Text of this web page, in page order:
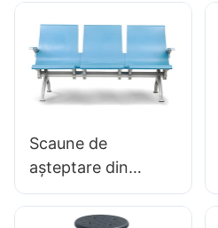
birouri
stomatologice la
prețul fabricii
Hewei
Scaune de
așteptare din
aeroport PU LC068
Scaune